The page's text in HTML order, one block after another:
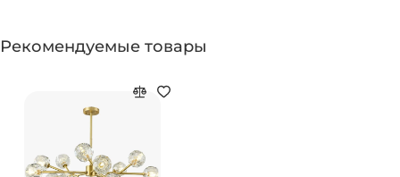
Рекомендуемые товары